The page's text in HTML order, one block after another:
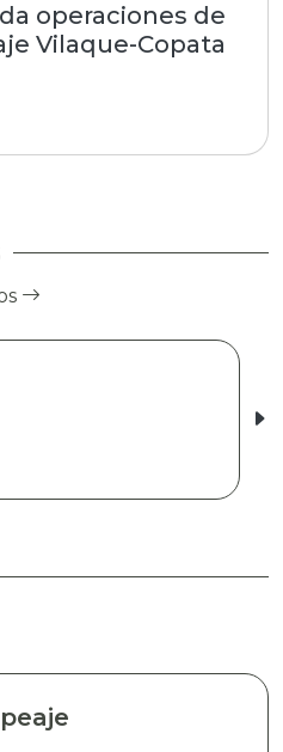
operaciones de
Vilaque-Copata